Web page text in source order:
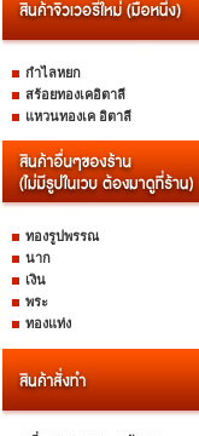
กำไลหยก
สร้อยทองเคอิตาลี
แหวนทองเค อิตาลี
ทองรูปพรรณ
นาก
เงิน
พระ
ทองแท่ง